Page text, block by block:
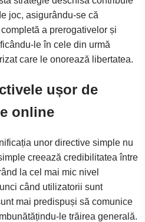
joc, asigurându-se că
a prerogativelor și
le în cele din urmă
care le onorează libertatea.
ușor de
online
unor directive simple nu
creează credibilitatea între
la cel mai mic nivel
când utilizatorii sunt
mai predispuși să comunice
le trăirea generală.